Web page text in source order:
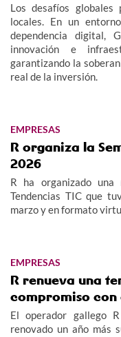
Los desafíos globales
locales. En un
dependencia digital,
innovación e
garantizando la
real de la inversión.
EMPRESAS
R organiza la
2026
R ha organizado
Tendencias TIC que
marzo y en formato
EMPRESAS
R renueva una
compromiso con
El operador gallego
renovado un año más